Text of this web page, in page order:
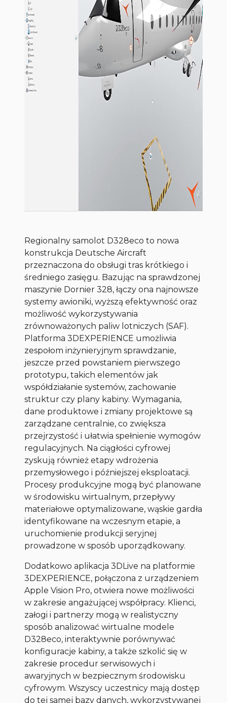
Regionalny samolot D328eco to nowa
konstrukcja Deutsche Aircraft
przeznaczona do obsługi tras krótkiego i
średniego zasięgu. Bazując na sprawdzonej
maszynie Dornier 328, łączy ona najnowsze
systemy awioniki, wyższą efektywność oraz
możliwość wykorzystywania
zrównoważonych paliw lotniczych (SAF).
Platforma 3DEXPERIENCE umożliwia
zespołom inżynieryjnym sprawdzanie,
jeszcze przed powstaniem pierwszego
prototypu, takich elementów jak
współdziałanie systemów, zachowanie
struktur czy plany kabiny. Wymagania,
dane produktowe i zmiany projektowe są
zarządzane centralnie, co zwiększa
przejrzystość i ułatwia spełnienie wymogów
regulacyjnych. Na ciągłości cyfrowej
zyskują również etapy wdrożenia
przemysłowego i późniejszej eksploatacji.
Procesy produkcyjne mogą być planowane
w środowisku wirtualnym, przepływy
materiałowe optymalizowane, wąskie gardła
identyfikowane na wczesnym etapie, a
uruchomienie produkcji seryjnej
prowadzone w sposób uporządkowany.
Dodatkowo aplikacja 3DLive na platformie
3DEXPERIENCE, połączona z urządzeniem
Apple Vision Pro, otwiera nowe możliwości
w zakresie angażującej współpracy. Klienci,
załogi i partnerzy mogą w realistyczny
sposób analizować wirtualne modele
D328eco, interaktywnie porównywać
konfiguracje kabiny, a także szkolić się w
zakresie procedur serwisowych i
awaryjnych w bezpiecznym środowisku
cyfrowym. Wszyscy uczestnicy mają dostęp
do tej samej bazy danych, wykorzystywanej